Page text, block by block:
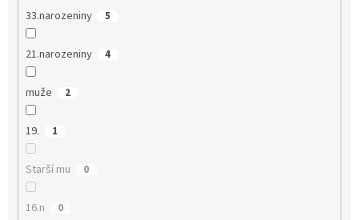
33.narozeniny 5
21.narozeniny 4
muže 2
19. 1
Starší mu 0
16.n 0